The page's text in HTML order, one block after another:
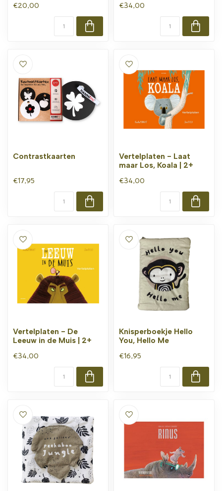
€20,00
€34,00
Contrastkaarten
€17,95
Vertelplaten - Laat
maar Los, Koala | 2+
€34,00
Vertelplaten - De
Leeuw in de Muis | 2+
€34,00
Knisperboekje Hello
You, Hello Me
€16,95